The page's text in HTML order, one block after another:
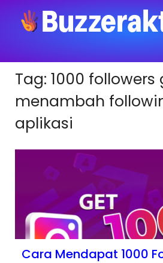
Tag: 1000
menambah
aplikasi
Cara Mendapat 1000